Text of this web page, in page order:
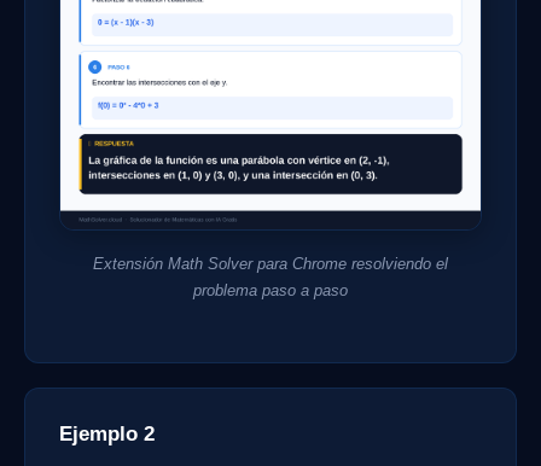
Extensión Math Solver para Chrome resolviendo el
problema paso a paso
Ejemplo 2